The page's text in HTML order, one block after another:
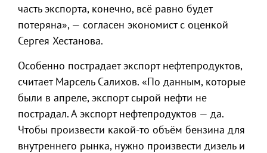
часть экспорта, конечно, всё равно будет
потеряна», — согласен экономист с оценкой
Сергея Хестанова.
Особенно пострадает экспорт нефтепродуктов,
считает Марсель Салихов. «По данным, которые
были в апреле, экспорт сырой нефти не
пострадал. А экспорт нефтепродуктов — да.
Чтобы произвести какой-то объём бензина для
внутреннего рынка, нужно произвести дизель и